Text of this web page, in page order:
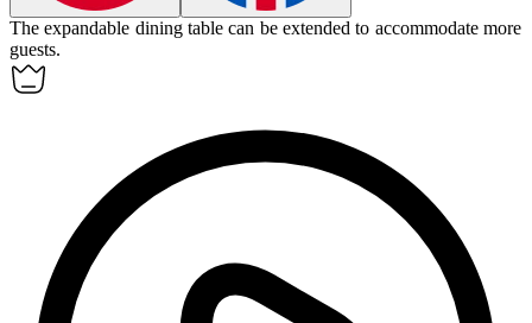
Theexpandable dining table can be extended to accommodate more
guests.